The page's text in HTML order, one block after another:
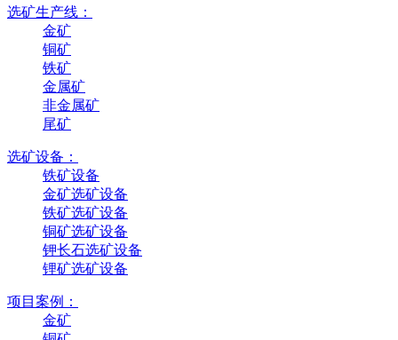
选矿生产线：
金矿
铜矿
铁矿
金属矿
非金属矿
尾矿
选矿设备：
铁矿设备
金矿选矿设备
铁矿选矿设备
铜矿选矿设备
钾长石选矿设备
锂矿选矿设备
项目案例：
金矿